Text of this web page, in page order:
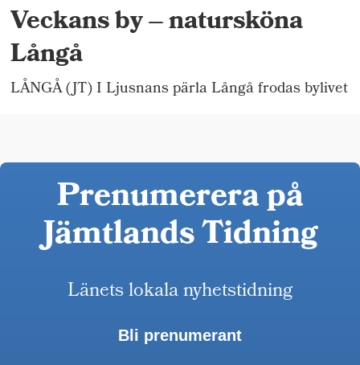
Veckans by – natursköna
Långå
LÅNGÅ (JT) I Ljusnans pärla Långå frodas bylivet
Prenumerera på
Jämtlands Tidning
Länets lokala nyhetstidning
Bli prenumerant